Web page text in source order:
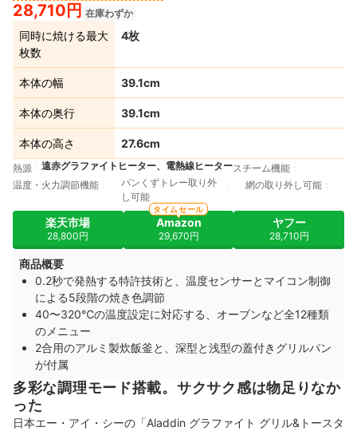
28,710円 在庫わずか
同時に焼ける最大
枚数
4枚
本体の幅 39.1cm
本体の奥行 39.1cm
本体の高さ 27.6cm
熱源 遠赤グラファイトヒーター、電熱線ヒータースチーム機能
温度・火力調節機能
パンくずトレー取り外
し可能
網の取り外し可能
楽天市場
28,800円
Amazon
29,670円
タイムセール
ヤフー
28,710円
商品概要
0.2秒で発熱する特許技術と、温度センサーとマイコン制御
による5段階の焼き色調節
40〜320℃の温度設定に対応する、オーブンなど全12種類
のメニュー
2合用のアルミ製炊飯釜と、深型と浅型の蓋付きグリルパン
が付属
多彩な調理モード搭載。サクサク感は物足りなか
った
日本エー・アイ・シーの「Aladdin グラファイト グリル&トースタ